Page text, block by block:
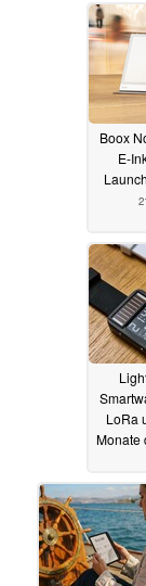
Boox
E-
LoRa
Monate